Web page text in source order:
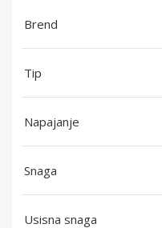
Brend
Tip
Napajanje
Snaga
Usisna snaga